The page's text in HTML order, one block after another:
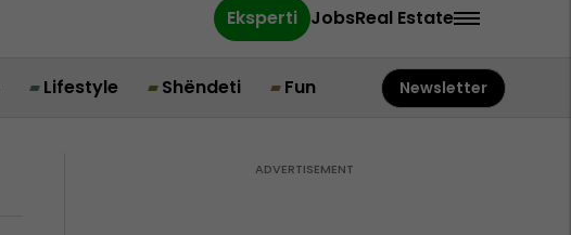
Eksperti JobsReal Estate
Lifestyle Shëndeti Fun Newsletter